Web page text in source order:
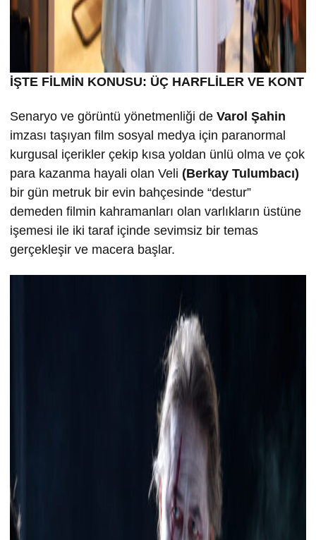
İŞTE FİLMİN KONUSU: ÜÇ HARFLİLER VE KONT
Senaryo ve görüntü yönetmenliği de Varol Şahin
imzası taşıyan film sosyal medya için paranormal
kurgusal içerikler çekip kısa yoldan ünlü olma ve çok
para kazanma hayali olan Veli (Berkay Tulumbacı)
bir gün metruk bir evin bahçesinde “destur”
demeden filmin kahramanları olan varlıkların üstüne
işemesi ile iki taraf içinde sevimsiz bir temas
gerçekleşir ve macera başlar.